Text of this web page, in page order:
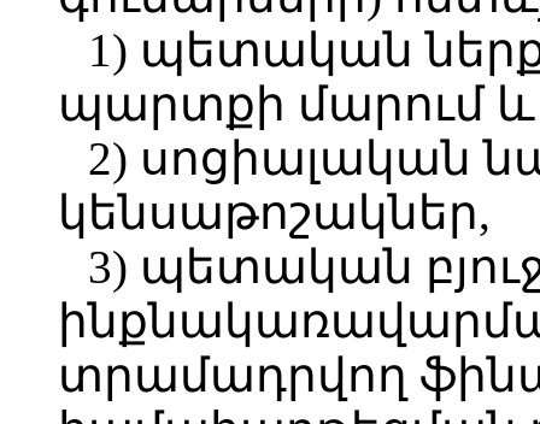
1) պետական
պարտքի մարում
2) սոցիալական
կենսաթոշակներ,
3) պետական
տրամադրվող